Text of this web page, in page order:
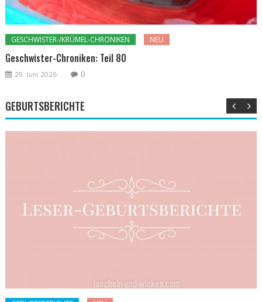
GESCHWISTER-/KRÜMEL-CHRONIKEN NEU
Geschwister-Chroniken: Teil 80
29. Juni 2026 0
GEBURTSBERICHTE